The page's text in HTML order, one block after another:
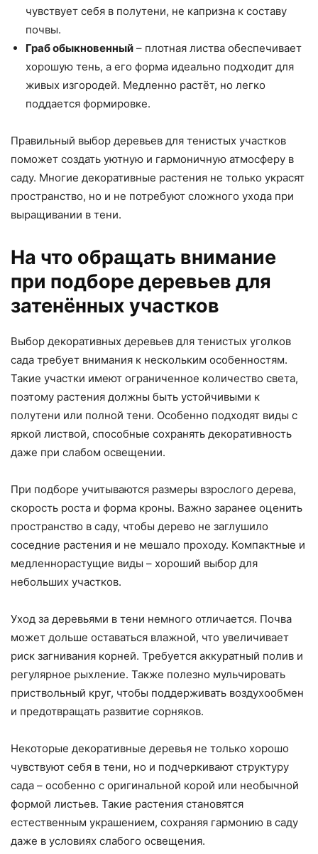
чувствует себя в полутени, не капризна к составу
почвы.
Граб обыкновенный – плотная листва обеспечивает
хорошую тень, а его форма идеально подходит для
живых изгородей. Медленно растёт, но легко
поддается формировке.
Правильный выбор деревьев для тенистых участков
поможет создать уютную и гармоничную атмосферу в
саду. Многие декоративные растения не только украсят
пространство, но и не потребуют сложного ухода при
выращивании в тени.
На что обращать внимание
при подборе деревьев для
затенённых участков
Выбор декоративных деревьев для тенистых уголков
сада требует внимания к нескольким особенностям.
Такие участки имеют ограниченное количество света,
поэтому растения должны быть устойчивыми к
полутени или полной тени. Особенно подходят виды с
яркой листвой, способные сохранять декоративность
даже при слабом освещении.
При подборе учитываются размеры взрослого дерева,
скорость роста и форма кроны. Важно заранее оценить
пространство в саду, чтобы дерево не заглушило
соседние растения и не мешало проходу. Компактные и
медленнорастущие виды – хороший выбор для
небольших участков.
Уход за деревьями в тени немного отличается. Почва
может дольше оставаться влажной, что увеличивает
риск загнивания корней. Требуется аккуратный полив и
регулярное рыхление. Также полезно мульчировать
приствольный круг, чтобы поддерживать воздухообмен
и предотвращать развитие сорняков.
Некоторые декоративные деревья не только хорошо
чувствуют себя в тени, но и подчеркивают структуру
сада – особенно с оригинальной корой или необычной
формой листьев. Такие растения становятся
естественным украшением, сохраняя гармонию в саду
даже в условиях слабого освещения.